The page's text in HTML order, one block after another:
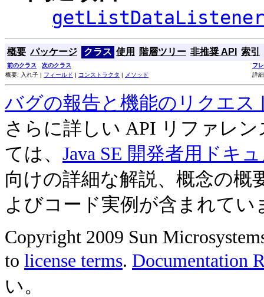
概要 パッケージ クラス 使用 階層ツリー 非推奨 API 索引
前のクラス 次のクラス
フ
概要: 入れ子 | フィールド | コンストラクタ | メソッド 詳
バグの報告と機能のリクエス
さらに詳しい API リファレ
ては、 Java SE 開発者用ドキ
向けの詳細な解説、概念の概
よびコード実例が含まれてい
Copyright 2009 Sun
to license terms. Documentation
い。